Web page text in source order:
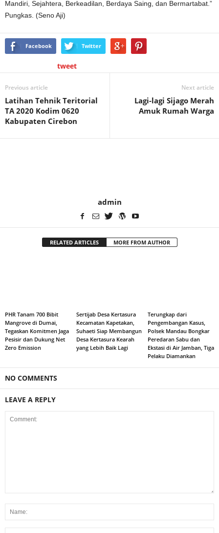
Mandiri, Sejahtera, Berkeadilan, Berdaya Saing, dan Bermartabat.”
Pungkas. (Seno Aji)
Facebook Twitter
tweet
Previous article
Latihan Tehnik Teritorial
TA 2020 Kodim 0620
Kabupaten Cirebon
Next article
Lagi-lagi Sijago Merah
Amuk Rumah Warga
admin
RELATED ARTICLES MORE FROM AUTHOR
PHR Tanam 700 Bibit
Mangrove di Dumai,
Tegaskan Komitmen Jaga
Pesisir dan Dukung Net
Zero Emission
Sertijab Desa Kertasura
Kecamatan Kapetakan,
Suhaeti Siap Membangun
Desa Kertasura Kearah
yang Lebih Baik Lagi
Terungkap dari
Pengembangan Kasus,
Polsek Mandau Bongkar
Peredaran Sabu dan
Ekstasi di Air Jamban, Tiga
Pelaku Diamankan
NO COMMENTS
LEAVE A REPLY